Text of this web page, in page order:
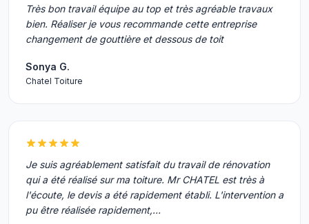
Très bon travail équipe au top et très agréable travaux
bien. Réaliser je vous recommande cette entreprise
changement de gouttière et dessous de toit
Sonya G.
Chatel Toiture
Je suis agréablement satisfait du travail de rénovation
qui a été réalisé sur ma toiture. Mr CHATEL est très à
l'écoute, le devis a été rapidement établi. L'intervention a
pu être réalisée rapidement,…